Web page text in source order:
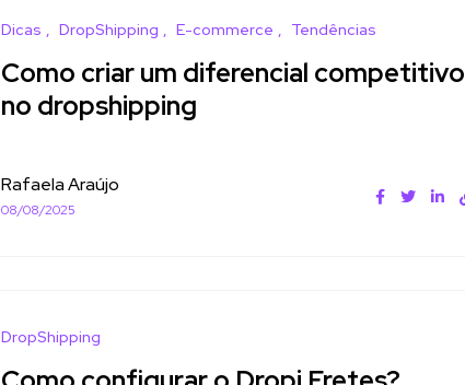
Dicas DropShipping E-commerce Tendências
Como criar um diferencial competitivo
no dropshipping
Rafaela Araújo
08/08/2025
DropShipping